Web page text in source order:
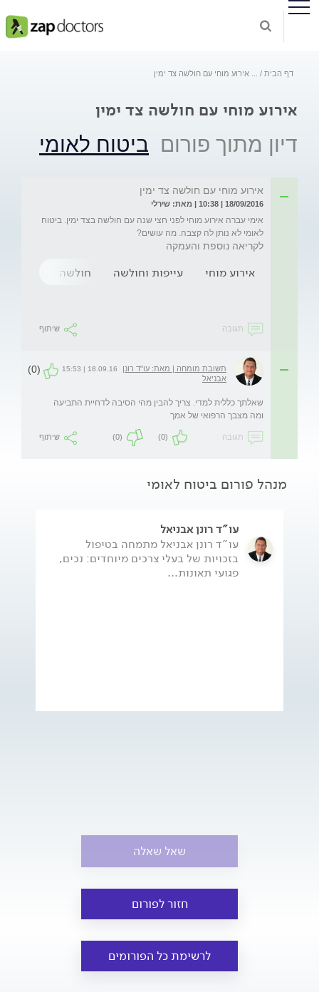
דף הבית אירוע מוחי עם חולשה צד ימין
אירוע מוחי עם חולשה צד ימין
דיון מתוך פורום ביטוח לאומי
אירוע מוחי עם חולשה צד ימין
18/09/2016 | 10:38 | מאת: שירלי
אימי עברה אירוע מוחי לפני חצי שנה עם חולשה בצד ימין. ביטוח
לאומי לא נותן לה קצבה. מה עושים?
לקריאה נוספת והעמקה
אירוע מוחי עייפות וחולשה חולשה
תגובה שיתוף
תשובת מומחה | מאת: עו"ד רונן
אבניאל
18.09.16 | 15:53
(0)
שאלתך כללית למדי. צריך להבין מהי הסיבה לדחיית התביעה
ומה מצבך הרפואי של אמך
תגובה (0)
(0) שיתוף
מנהל פורום ביטוח לאומי
עו"ד רונן אבניאל
עו"ד רונן אבניאל מתמחה בטיפול
בזכויות של בעלי צרכים מיוחדים: נכים,
פגועי תאונות...
שאל שאלה
חזור לפורום
לרשימת כל הפורומים